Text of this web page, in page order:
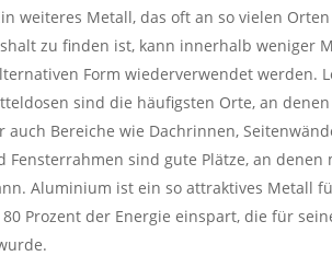
weiteres Metall, das oft an so vielen
zu finden ist, kann innerhalb weniger
Form wiederverwendet werden.
sind die häufigsten Orte, an
auch Bereiche wie Dachrinnen,
Fensterrahmen sind gute Plätze, an denen
Aluminium ist ein so attraktives Metall
Prozent der Energie einspart, die für